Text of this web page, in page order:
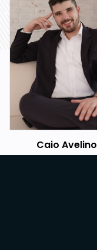
Caio Avelino